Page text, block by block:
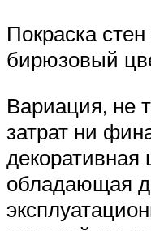
Покраска
бирюзовый
Вариация, не
затрат ни
декоративная
обладающая